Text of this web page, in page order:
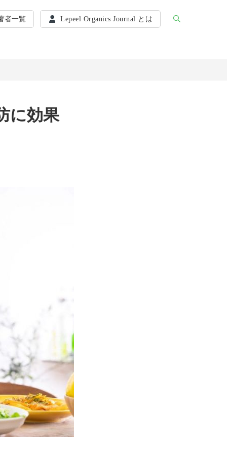
者一覧 Lepeel Organics Journal とは
に効果